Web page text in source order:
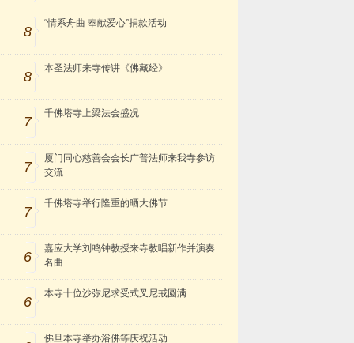
8
“情系舟曲 奉献爱心”捐款活动
8
本圣法师来寺传讲《佛藏经》
7
千佛塔寺上梁法会盛况
7
厦门同心慈善会会长广普法师来我寺参访
交流
7
千佛塔寺举行隆重的晒大佛节
6
嘉应大学刘鸣钟教授来寺教唱新作并演奏
名曲
6
本寺十位沙弥尼求受式叉尼戒圆满
佛旦本寺举办浴佛等庆祝活动